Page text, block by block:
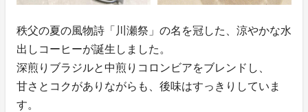
秩父の夏の風物詩「川瀬祭」の名を冠した、涼やかな水
出しコーヒーが誕生しました。
深煎りブラジルと中煎りコロンビアをブレンドし、
甘さとコクがありながらも、後味はすっきりしていま
す。